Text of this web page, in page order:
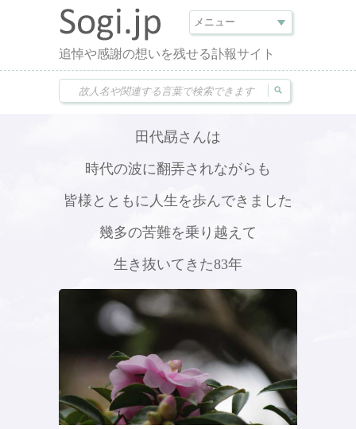
追悼や感謝の想いを残せる訃報サイト
田代勗さんは
時代の波に翻弄されながらも
皆様とともに人生を歩んできました
幾多の苦難を乗り越えて
生き抜いてきた83年